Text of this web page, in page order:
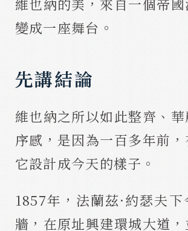
維也納的美，來自一個帝
變成一座舞台。
先講結論
維也納之所以如此整齊、
序感，是因為一百多年前
它設計成今天的樣子。
1857年，法蘭茲·約瑟夫
牆，在原址興建環城大道